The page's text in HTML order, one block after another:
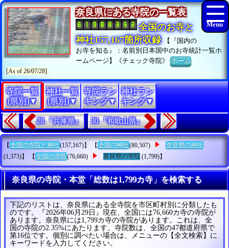
奈良県にある寺院の一覧表
全国のお寺と
神社157,167箇所収録
【『国内の
お寺を知る』：名前別日本国中のお寺統計一覧ホ
ームページ】《チェック寺院》ホーム
[As of 26/07/28]
寺院一覧
(県別)▼
神社一覧
(県別)▼
寺院ラン
キング▼
神社ラン
キング▼
28.『兵庫県』 30.『和歌山県』
【 全国の寺院と神社(157,167)】 【 全国の神社(80,507)
奈良県の神社
(1,373)】 【 全国の寺院(76,660) 奈良県の寺院 (1,799)】
奈良県の寺院・本堂「総数は1,799カ寺」を検索する
下記のリストは、奈良県にある全寺院を市区町村別に分類したも
のです。『2026年06月29日』現在、全国には76,660カ寺の寺院が
あります。奈良県には1,799カ寺の寺院があります。これは、全
国の寺院の2.35%にあたります。寺院数は、全国の47都道府県で
第16位です。個別に調べたい場合は、メニューの【全文検索】に
キーワードを入力してください。